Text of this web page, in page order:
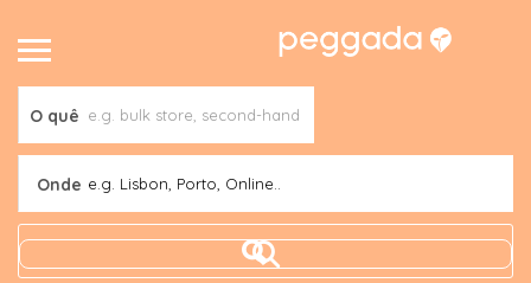
O quê
Onde e.g. Lisbon, Porto, Online..